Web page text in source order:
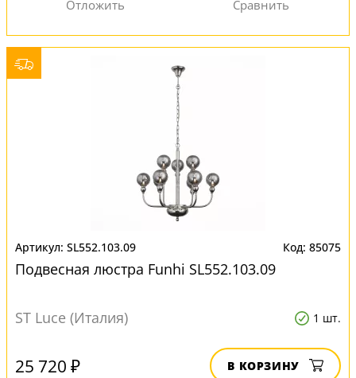
SL552.103.09 85075
Подвесная люстра Funhi SL552.103.09
ST Luce (Италия) 1 шт.
25 720 ₽ В КОРЗИНУ